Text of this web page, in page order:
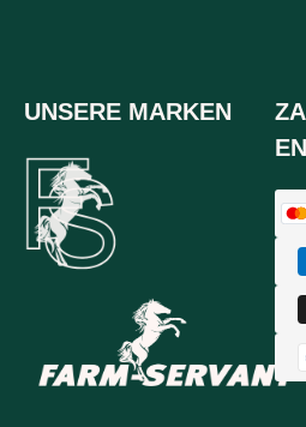
UNSERE MARKEN
EN